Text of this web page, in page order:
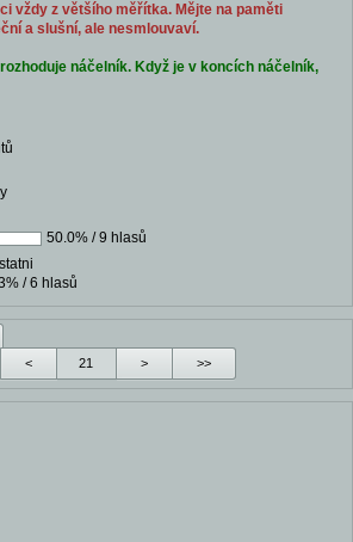
vždy z většího měřítka. Mějte na paměti
a slušní, ale nesmlouvaví.
náčelník. Když je v koncích náčelník,
50.0% / 9 hlasů
/ 6 hlasů
< > >>